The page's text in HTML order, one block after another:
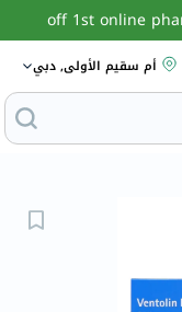
أم سقيم الأولى, دبي